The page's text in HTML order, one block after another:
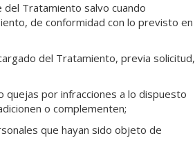
Tratamiento salvo cuando
de conformidad con lo previsto en
del Tratamiento, previa solicitud,
quejas por infracciones a lo dispuesto
o complementen;
que hayan sido objeto de